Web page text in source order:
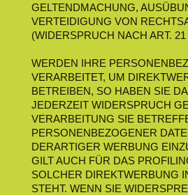
GELTENDMACHUNG,
VERTEIDIGUNG VON
(WIDERSPRUCH NACH ART.
WERDEN IHRE
VERARBEITET, UM
BETREIBEN, SO HABEN SIE
JEDERZEIT WIDERSPRUCH
VERARBEITUNG SIE
PERSONENBEZOGENER
DERARTIGER WERBUNG
GILT AUCH FÜR DAS
SOLCHER DIREKTWERBUNG
STEHT. WENN SIE